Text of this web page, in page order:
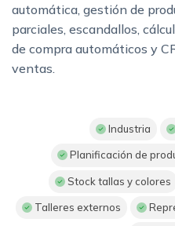
automática, gestión de
parciales, escandallos,
de compra automáticos y
ventas.
Industria
Planificación de
Stock tallas y colores
Talleres externos